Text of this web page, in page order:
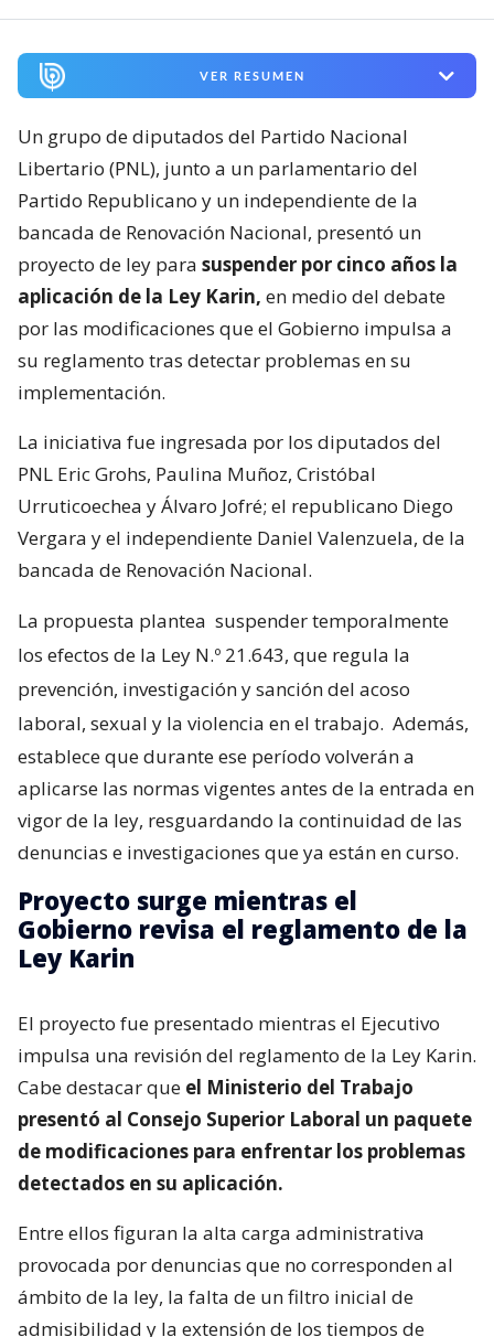
VER RESUMEN
Un grupo de diputados del Partido Nacional
Libertario (PNL), junto a un parlamentario del
Partido Republicano y un independiente de la
bancada de Renovación Nacional, presentó un
proyecto de ley para suspender por cinco años la
aplicación de la Ley Karin, en medio del debate
por las modificaciones que el Gobierno impulsa a
su reglamento tras detectar problemas en su
implementación.
La iniciativa fue ingresada por los diputados del
PNL Eric Grohs, Paulina Muñoz, Cristóbal
Urruticoechea y Álvaro Jofré; el republicano Diego
Vergara y el independiente Daniel Valenzuela, de la
bancada de Renovación Nacional.
La propuesta plantea suspender temporalmente
los efectos de la Ley N.º 21.643, que regula la
prevención, investigación y sanción del acoso
laboral, sexual y la violencia en el trabajo. Además,
establece que durante ese período volverán a
aplicarse las normas vigentes antes de la entrada en
vigor de la ley, resguardando la continuidad de las
denuncias e investigaciones que ya están en curso.
Proyecto surge mientras el
Gobierno revisa el reglamento de la
Ley Karin
El proyecto fue presentado mientras el Ejecutivo
impulsa una revisión del reglamento de la Ley Karin.
Cabe destacar que el Ministerio del Trabajo
presentó al Consejo Superior Laboral un paquete
de modificaciones para enfrentar los problemas
detectados en su aplicación.
Entre ellos figuran la alta carga administrativa
provocada por denuncias que no corresponden al
ámbito de la ley, la falta de un filtro inicial de
admisibilidad y la extensión de los tiempos de